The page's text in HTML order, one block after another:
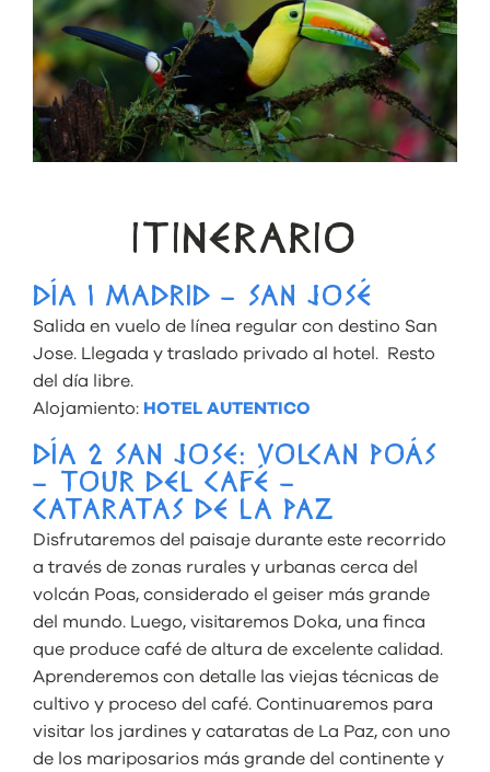
ITINERARIO
DÍA 1 MADRID – SAN JOSÉ
Salida en vuelo de línea regular con destino San
Jose. Llegada y traslado privado al hotel. Resto
del día libre.
Alojamiento: HOTEL AUTENTICO
DÍA 2 SAN JOSE: VOLCAN POÁS
– TOUR DEL CAFÉ –
CATARATAS DE LA PAZ
Disfrutaremos del paisaje durante este recorrido
a través de zonas rurales y urbanas cerca del
volcán Poas, considerado el geiser más grande
del mundo. Luego, visitaremos Doka, una finca
que produce café de altura de excelente calidad.
Aprenderemos con detalle las viejas técnicas de
cultivo y proceso del café. Continuaremos para
visitar los jardines y cataratas de La Paz, con uno
de los mariposarios más grande del continente y